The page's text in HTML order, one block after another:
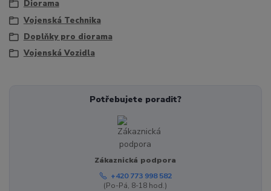
Diorama
Vojenská Technika
Doplňky pro diorama
Vojenská Vozidla
Potřebujete poradit?
Zákaznická podpora
+420 773 998 582
(Po-Pá, 8-18 hod.)